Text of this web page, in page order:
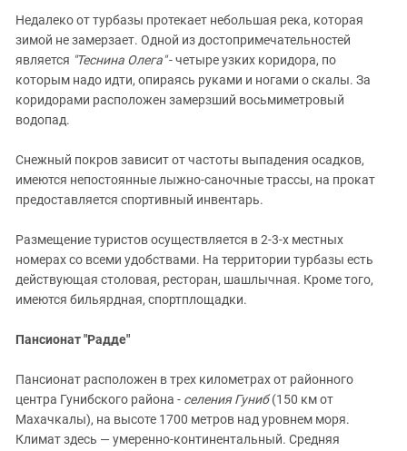
Недалеко от турбазы протекает небольшая река, которая
зимой не замерзает. Одной из достопримечательностей
является "Теснина Олега"- четыре узких коридора, по
которым надо идти, опираясь руками и ногами о скалы. За
коридорами расположен замерзший восьмиметровый
водопад.
Снежный покров зависит от частоты выпадения осадков,
имеются непостоянные лыжно-саночные трассы, на прокат
предоставляется спортивный инвентарь.
Размещение туристов осуществляется в 2-3-х местных
номерах со всеми удобствами. На территории турбазы есть
действующая столовая, ресторан, шашлычная. Кроме того,
имеются бильярдная, спортплощадки.
Пансионат "Радде"
Пансионат расположен в трех километрах от районного
центра Гунибского района - селения Гуниб(150 км от
Махачкалы), на высоте 1700 метров над уровнем моря.
Климат здесь — умеренно-континентальный. Средняя